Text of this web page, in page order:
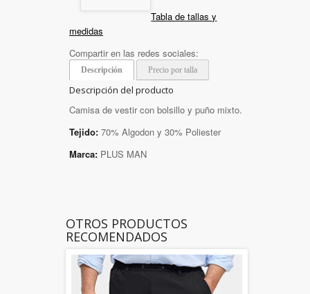
Tabla de tallas y
medidas
Compartir en las redes sociales:
Descripción Precio por talla
Descripción del producto
Camisa de vestir con bolsillo y puño mixto.
Tejido: 70% Algodon y 30% Poliester
Marca: PLUS MAN
OTROS PRODUCTOS
RECOMENDADOS